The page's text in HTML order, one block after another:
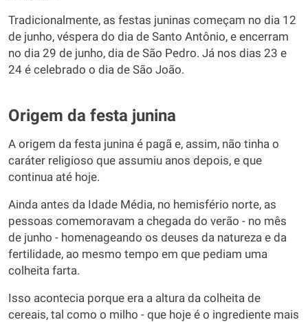
Tradicionalmente, as festas juninas começam no dia 12
de junho, véspera do dia de Santo Antônio, e encerram
no dia 29 de junho, dia de São Pedro. Já nos dias 23 e
24 é celebrado o dia de São João.
Origem da festa junina
A origem da festa junina é pagã e, assim, não tinha o
caráter religioso que assumiu anos depois, e que
continua até hoje.
Ainda antes da Idade Média, no hemisfério norte, as
pessoas comemoravam a chegada do verão - no mês
de junho - homenageando os deuses da natureza e da
fertilidade, ao mesmo tempo em que pediam uma
colheita farta.
Isso acontecia porque era a altura da colheita de
cereais, tal como o milho - que hoje é o ingrediente mais